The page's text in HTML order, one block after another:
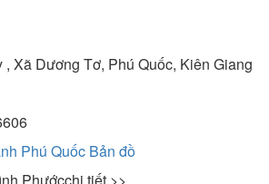
, Xã Dương Tơ, Phú Quốc, Kiên Giang
Phú Quốc Bản đồ